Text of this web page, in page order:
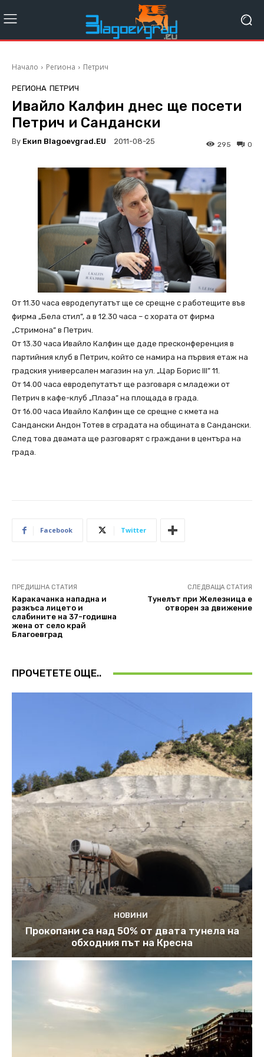
Начало Региона Петрич
РЕГИОНА ПЕТРИЧ
Ивайло Калфин днес ще посети
Петрич и Сандански
By Екип Blagoevgrad.EU 2011-08-25 0
295
От 11.30 часа евродепутатът ще се срещне с работещите във
фирма „Бела стил”, а в 12.30 часа – с хората от фирма
„Стримона” в Петрич.
От 13.30 часа Ивайло Калфин ще даде пресконференция в
партийния клуб в Петрич, който се намира на първия етаж на
градския универсален магазин на ул. „Цар Борис III” 11.
От 14.00 часа евродепутатът ще разговаря с младежи от
Петрич в кафе-клуб „Плаза” на площада в града.
От 16.00 часа Ивайло Калфин ще се срещне с кмета на
Сандански Андон Тотев в сградата на общината в Сандански.
След това двамата ще разговарят с граждани в центъра на
града.
Facebook Twitter
ПРЕДИШНА СТАТИЯ
Каракачанка нападна и
разкъса лицето и
слабините на 37-годишна
жена от село край
Благоевград
СЛЕДВАЩА СТАТИЯ
Тунелът при Железница е
отворен за движение
ПРОЧЕТЕТЕ ОЩЕ..
НОВИНИ
Прокопани са над 50% от двата тунела на
обходния път на Кресна